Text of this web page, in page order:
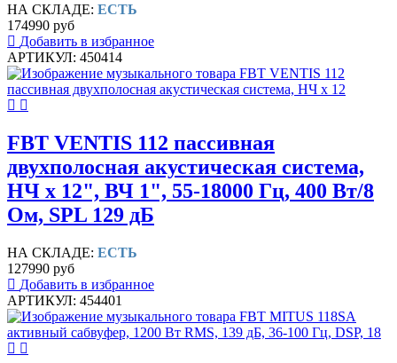
НА СКЛАДЕ: ЕСТЬ
174990 руб
Добавить в избранное
АРТИКУЛ: 450414
FBT VENTIS 112 пассивная
двухполосная акустическая система,
НЧ х 12", ВЧ 1", 55-18000 Гц, 400 Вт/8
Ом, SPL 129 дБ
НА СКЛАДЕ: ЕСТЬ
127990 руб
Добавить в избранное
АРТИКУЛ: 454401